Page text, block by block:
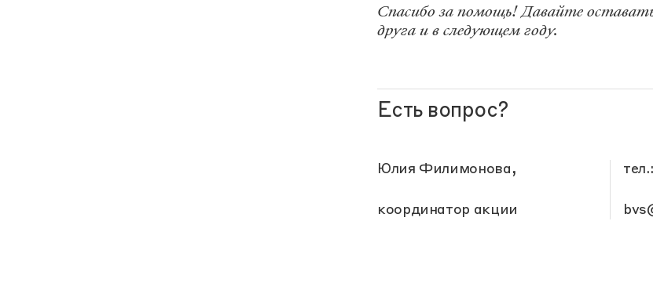
Спасибо за помощь! Давайте
друга и в следующем году.
Есть вопрос?
Юлия Филимонова,
координатор акции